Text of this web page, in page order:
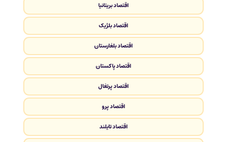
اقتصاد بریتانیا
اقتصاد بلژیک
اقتصاد بلغارستان
اقتصاد پاکستان
اقتصاد پرتغال
اقتصاد پرو
اقتصاد تایلند